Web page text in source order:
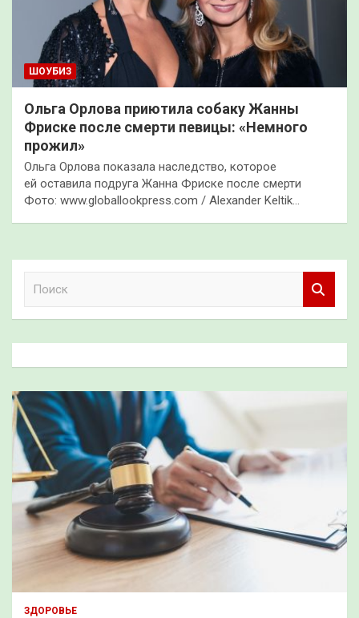
ШОУБИЗ
Ольга Орлова приютила собаку Жанны
Фриске после смерти певицы: «Немного
прожил»
Ольга Орлова показала наследство, которое
ей оставила подруга Жанна Фриске после смерти
Фото: www.globallookpress.com / Alexander Keltik…
к
ЗДОРОВЬЕ